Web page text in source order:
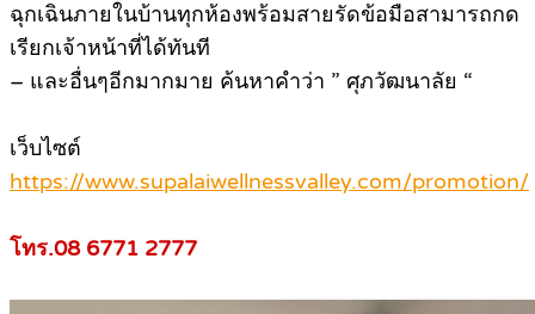
ฉุกเฉินภายในบ้านทุกห้องพร้อมสายรัดข้อมือสามารถกด
เรียกเจ้าหน้าที่ได้ทันที
– และอื่นๆอีกมากมาย ค้นหาคำว่า ” ศุภวัฒนาลัย “
เว็บไซต์
https://www.supalaiwellnessvalley.com/promotion/
โทร.08 6771 2777